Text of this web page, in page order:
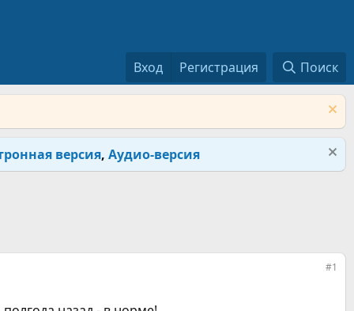
Вход Регистрация Поиск
версия, Аудио-версия
#1